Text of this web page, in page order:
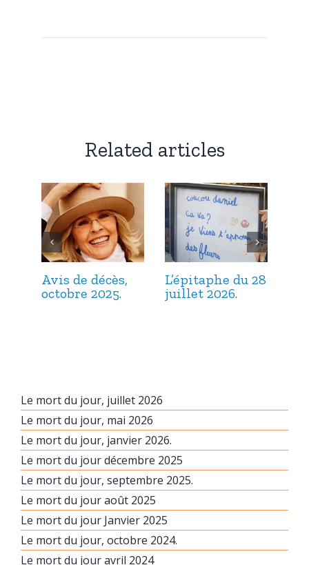
Related articles
Avis de décès,
octobre 2025.
L’épitaphe du 28
juillet 2026.
Le mort du jour, juillet 2026
Le mort du jour, mai 2026
Le mort du jour, janvier 2026.
Le mort du jour décembre 2025
Le mort du jour, septembre 2025.
Le mort du jour août 2025
Le mort du jour Janvier 2025
Le mort du jour, octobre 2024.
Le mort du jour avril 2024